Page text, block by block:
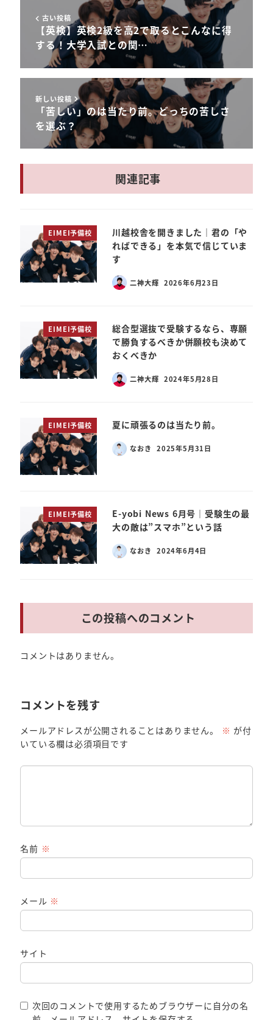
古い投稿
【英検】英検2級を高2で取るとこんなに得
する！大学入試との関…
新しい投稿
「苦しい」のは当たり前。どっちの苦しさ
を選ぶ？
関連記事
EIMEI予備校
川越校舎を開きました｜君の「や
ればできる」を本気で信じていま
す
二神大輝 2026年6月23日
EIMEI予備校
総合型選抜で受験するなら、専願
で勝負するべきか併願校も決めて
おくべきか
二神大輝 2024年5月28日
EIMEI予備校 夏に頑張るのは当たり前。
なおき 2025年5月31日
EIMEI予備校
E-yobi News 6月号｜受験生の最
大の敵は”スマホ”という話
なおき 2024年6月4日
この投稿へのコメント
コメントはありません。
コメントを残す
メールアドレスが公開されることはありません。 ※ が付
いている欄は必須項目です
名前 ※
メール ※
サイト
次回のコメントで使用するためブラウザーに自分の名